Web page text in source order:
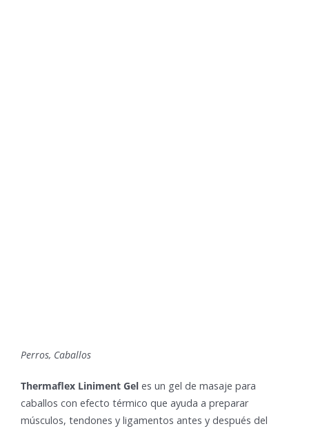
Perros, Caballos
Thermaflex Liniment Gel es un gel de masaje para
caballos con efecto térmico que ayuda a preparar
músculos, tendones y ligamentos antes y después del